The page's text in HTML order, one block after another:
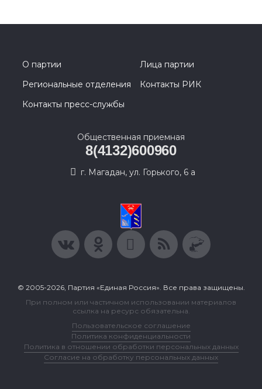
О партии
Лица партии
Региональные отделения
Контакты РИК
Контакты пресс-службы
Общественная приемная
8(4132)600960
г. Магадан, ул. Горького, 6 а
© 2005-2026, Партия «Единая Россия». Все права защищены.
При полном или частичном использовании материалов
ссылка на ресурс обязательна.
Пользовательское соглашение
Политика конфиденциальности
Политика в отношении обработки персональных данных
Согласие на обработку персональных данных